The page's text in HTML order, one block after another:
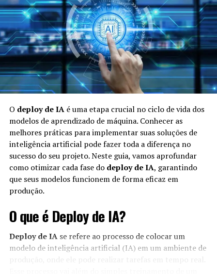
O deploy de IAé uma etapa crucial no ciclo de vida dos
modelos de aprendizado de máquina. Conhecer as
melhores práticas para implementar suas soluções de
inteligência artificial pode fazer toda a diferença no
sucesso do seu projeto. Neste guia, vamos aprofundar
como otimizar cada fase do deploy de IA, garantindo
que seus modelos funcionem de forma eficaz em
produção.
O que é Deploy de IA?
Deploy de IAse refere ao processo de colocar um
modelo de inteligência artificial (IA) em um ambiente de